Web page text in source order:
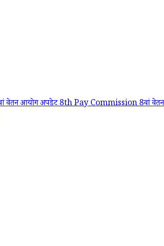
वेतन आयोग अपडेट8th Pay Commission8वां